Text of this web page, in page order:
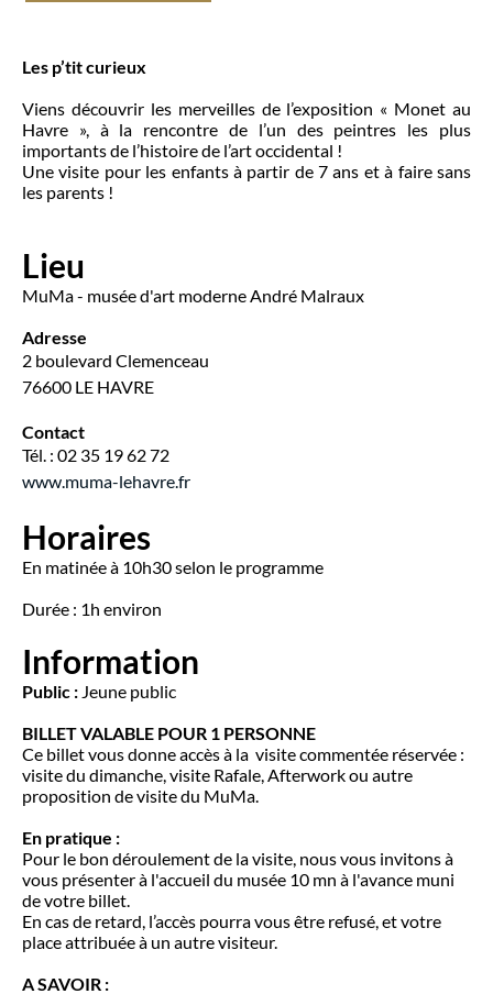
Les p’tit curieux
Viens découvrir les merveilles de l’exposition « Monet au
Havre », à la rencontre de l’un des peintres les plus
importants de l’histoire de l’art occidental !
Une visite pour les enfants à partir de 7 ans et à faire sans
les parents !
Lieu
MuMa - musée d'art moderne André Malraux
Adresse
2 boulevard Clemenceau
76600 LE HAVRE
Contact
Tél. : 02 35 19 62 72
www.muma-lehavre.fr
Horaires
En matinée à 10h30 selon le programme
Durée : 1h environ
Information
Public : Jeune public
BILLET VALABLE POUR 1 PERSONNE
Ce billet vous donne accès à la visite commentée réservée :
visite du dimanche, visite Rafale, Afterwork ou autre
proposition de visite du MuMa.
En pratique :
Pour le bon déroulement de la visite, nous vous invitons à
vous présenter à l'accueil du musée 10 mn à l'avance muni
de votre billet.
En cas de retard, l’accès pourra vous être refusé, et votre
place attribuée à un autre visiteur.
A SAVOIR :